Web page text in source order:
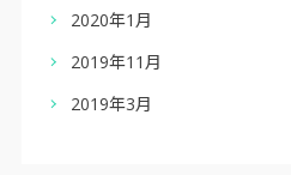
2020年1月
2019年11月
2019年3月